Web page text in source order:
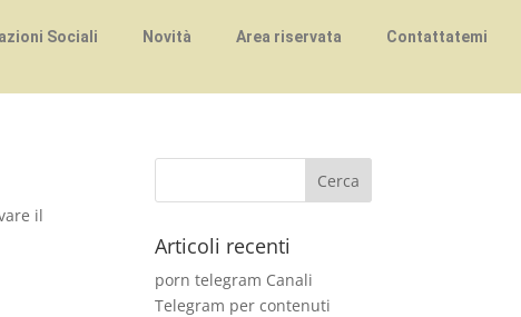
Sociali Novità Area riservata Contattatemi
il
Articoli recenti
porn telegram Canali
Telegram per contenuti